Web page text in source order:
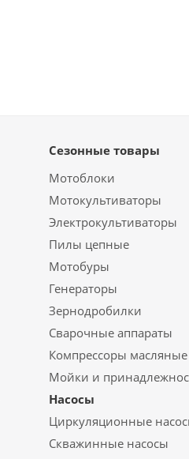
Сезонные товары
Мотоблоки
Мотокультиваторы
Электрокультиваторы
Пилы цепные
Мотобуры
Генераторы
Зернодробилки
Сварочные аппараты
Компрессоры масляные
Мойки и
Насосы
Циркуляционные
Скважинные насосы